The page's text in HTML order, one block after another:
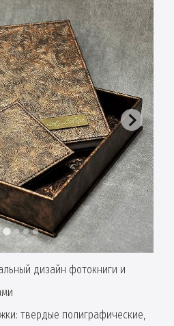
дизайн фотокниги и
твердые полиграфические,